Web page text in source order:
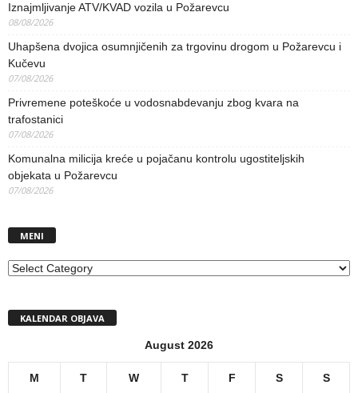
Iznajmljivanje ATV/KVAD vozila u Požarevcu
08/08/2026
Uhapšena dvojica osumnjičenih za trgovinu drogom u Požarevcu i
Kučevu
07/08/2026
Privremene poteškoće u vodosnabdevanju zbog kvara na
trafostanici
07/08/2026
Komunalna milicija kreće u pojačanu kontrolu ugostiteljskih
objekata u Požarevcu
07/08/2026
MENI
MENI
KALENDAR OBJAVA
August 2026
M T W T F S S